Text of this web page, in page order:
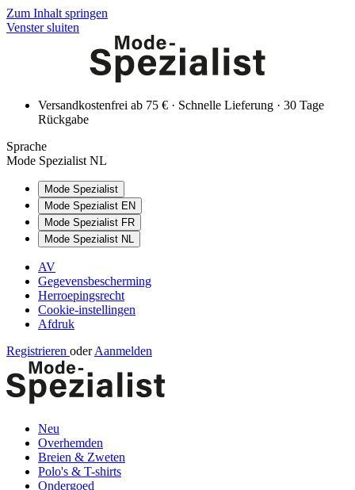
Zum Inhalt springen
Venster sluiten
Versandkostenfrei ab 75 € · Schnelle Lieferung · 30 Tage
Rückgabe
Sprache
Mode Spezialist NL
Mode Spezialist
Mode Spezialist EN
Mode Spezialist FR
Mode Spezialist NL
AV
Gegevensbescherming
Herroepingsrecht
Cookie-instellingen
Afdruk
Registrieren oder Aanmelden
Neu
Overhemden
Breien & Zweten
Polo's & T-shirts
Ondergoed